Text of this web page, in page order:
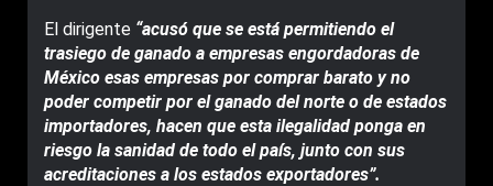
El dirigente “acusó que se está permitiendo el
trasiego de ganado a empresas engordadoras de
México esas empresas por comprar barato y no
poder competir por el ganado del norte o de estados
importadores, hacen que esta ilegalidad ponga en
riesgo la sanidad de todo el país, junto con sus
acreditaciones a los estados exportadores”.